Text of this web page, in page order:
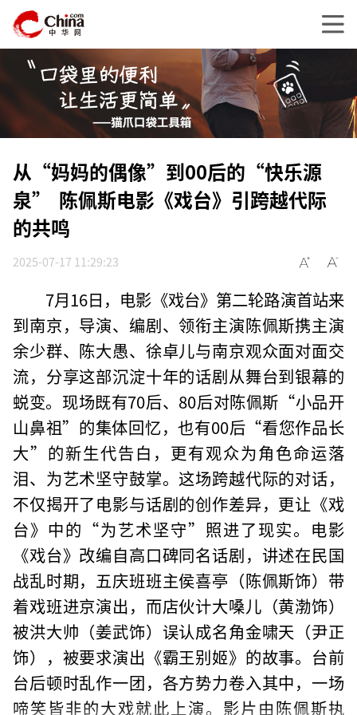
从“妈妈的偶像”到00后的“快乐源
泉” 陈佩斯电影《戏台》引跨越代际
的共鸣
2025-07-17 11:29:23
7月16日，电影《戏台》第二轮路演首站来
到南京，导演、编剧、领衔主演陈佩斯携主演
余少群、陈大愚、徐卓儿与南京观众面对面交
流，分享这部沉淀十年的话剧从舞台到银幕的
蜕变。现场既有70后、80后对陈佩斯“小品开
山鼻祖”的集体回忆，也有00后“看您作品长
大”的新生代告白，更有观众为角色命运落
泪、为艺术坚守鼓掌。这场跨越代际的对话，
不仅揭开了电影与话剧的创作差异，更让《戏
台》中的“为艺术坚守”照进了现实。电影
《戏台》改编自高口碑同名话剧，讲述在民国
战乱时期，五庆班班主侯喜亭（陈佩斯饰）带
着戏班进京演出，而店伙计大嗓儿（黄渤饰）
被洪大帅（姜武饰）误认成名角金啸天（尹正
饰），被要求演出《霸王别姬》的故事。台前
台后顿时乱作一团，各方势力卷入其中，一场
啼笑皆非的大戏就此上演。影片由陈佩斯执